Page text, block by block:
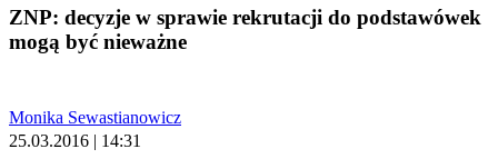
ZNP: decyzje w sprawie rekrutacji do podstawówek
mogą być nieważne
Monika Sewastianowicz
25.03.2016 | 14:31